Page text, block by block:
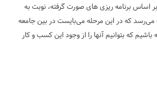
برنامه ریزی های صورت گرفته، نوبت به
که در این مرحله می‌بایست در بین جامعه
که بتوانیم آنها را از وجود این کسب و کار